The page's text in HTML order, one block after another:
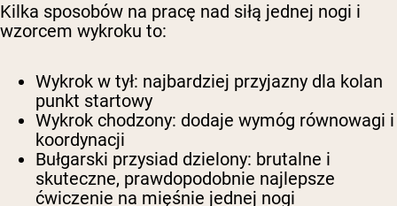
Kilka sposobów na pracę nad siłą jednej nogi i
wzorcem wykroku to:
Wykrok w tył: najbardziej przyjazny dla kolan
punkt startowy
Wykrok chodzony: dodaje wymóg równowagi i
koordynacji
Bułgarski przysiad dzielony: brutalne i
skuteczne, prawdopodobnie najlepsze
ćwiczenie na mięśnie jednej nogi